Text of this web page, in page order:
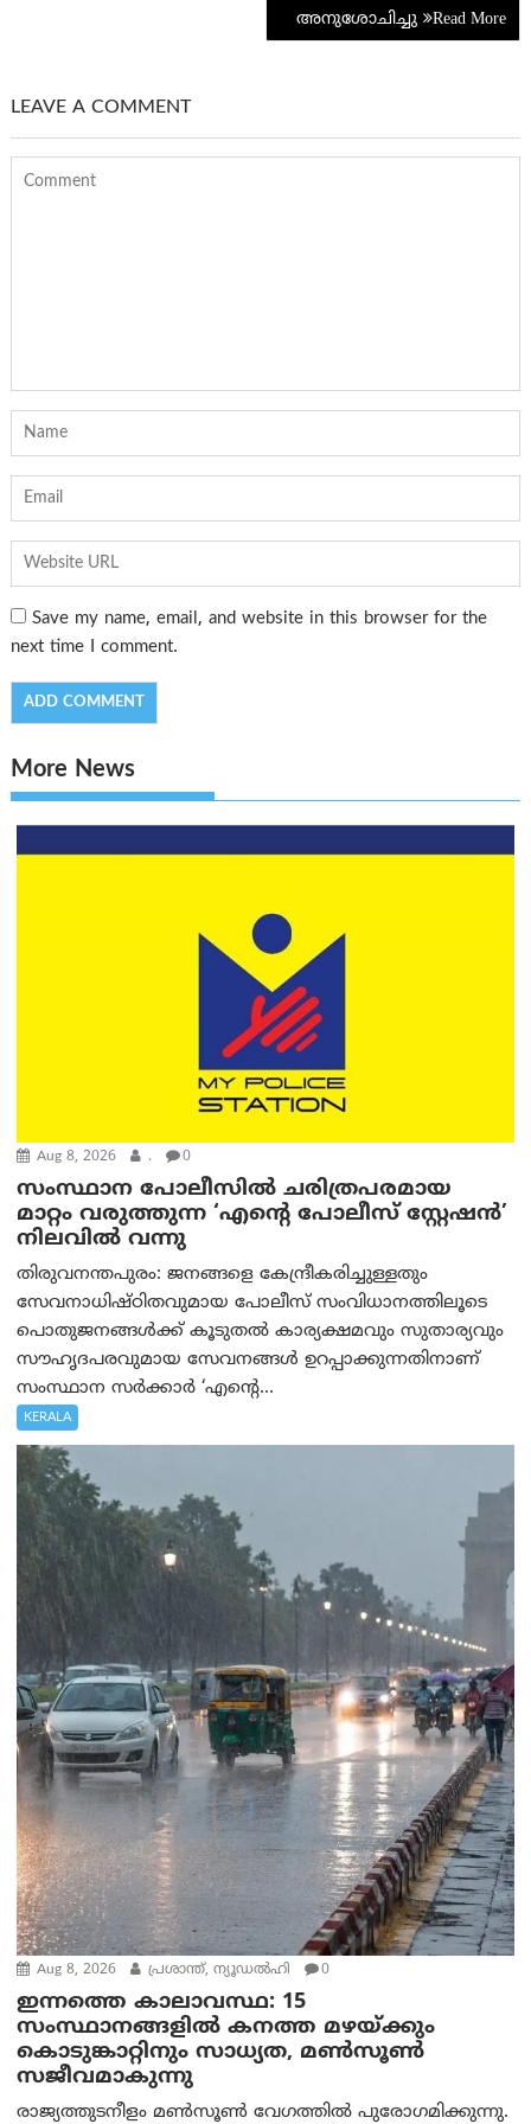
അനുശോചിച്ചു
LEAVE A COMMENT
Save my name, email, and website in this browser for the
next time I comment.
More News
Aug 8, 2026 . 0
സംസ്ഥാന പോലീസിൽ ചരിത്രപരമായ
മാറ്റം വരുത്തുന്ന ‘എന്റെ പോലീസ് സ്റ്റേഷൻ’
നിലവില്‍ വന്നു
തിരുവനന്തപുരം: ജനങ്ങളെ കേന്ദ്രീകരിച്ചുള്ളതും
സേവനാധിഷ്ഠിതവുമായ പോലീസ് സംവിധാനത്തിലൂടെ
പൊതുജനങ്ങൾക്ക് കൂടുതൽ കാര്യക്ഷമവും സുതാര്യവും
സൗഹൃദപരവുമായ സേവനങ്ങൾ ഉറപ്പാക്കുന്നതിനാണ്
സംസ്ഥാന സർക്കാർ ‘എന്റെ...
KERALA
Aug 8, 2026 പ്രശാന്ത്, ന്യൂഡല്‍ഹി 0
ഇന്നത്തെ കാലാവസ്ഥ: 15
സംസ്ഥാനങ്ങളിൽ കനത്ത മഴയ്ക്കും
കൊടുങ്കാറ്റിനും സാധ്യത, മൺസൂൺ
സജീവമാകുന്നു
രാജ്യത്തുടനീളം മൺസൂൺ വേഗത്തിൽ പുരോഗമിക്കുന്നു.